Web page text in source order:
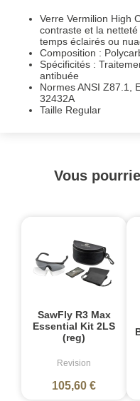
Verre Vermilion High
contraste et la
temps éclairés ou
Composition :
Spécificités :
antibuée
Normes ANSI Z87.1,
32432A
Taille Regular
Vous
SawFly R3 Max
Essential Kit 2LS
(reg)
Revision
105,60 €